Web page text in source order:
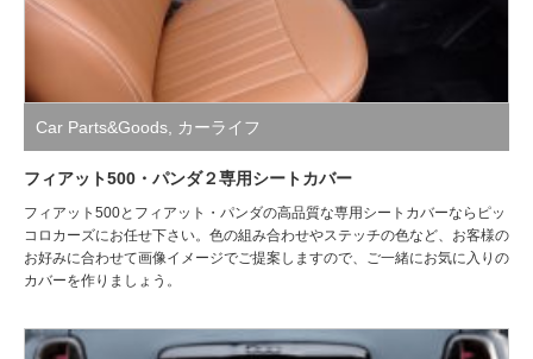
Car Parts&Goods, カーライフ
フィアット500・パンダ２専用シートカバー
フィアット500とフィアット・パンダの高品質な専用シートカバーならピッ
コロカーズにお任せ下さい。色の組み合わせやステッチの色など、お客様の
お好みに合わせて画像イメージでご提案しますので、ご一緒にお気に入りの
カバーを作りましょう。